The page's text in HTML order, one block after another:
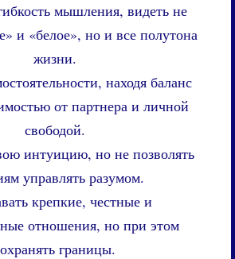
мышления, видеть не
и «белое», но и все полутона
жизни.
находя баланс
от партнера и личной
свободой.
интуицию, но не позволять
управлять разумом.
крепкие, честные и
отношения, но при этом
границы.